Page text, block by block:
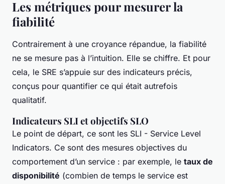
Les métriques pour mesurer la
fiabilité
Contrairement à une croyance répandue, la fiabilité
ne se mesure pas à l’intuition. Elle se chiffre. Et pour
cela, le SRE s’appuie sur des indicateurs précis,
conçus pour quantifier ce qui était autrefois
qualitatif.
Indicateurs SLI et objectifs SLO
Le point de départ, ce sont les SLI - Service Level
Indicators. Ce sont des mesures objectives du
comportement d’un service : par exemple, le taux de
disponibilité (combien de temps le service est